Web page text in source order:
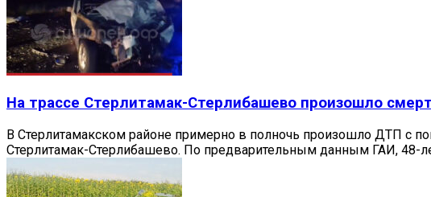
На трассе Стерлитамак-Стерлибашево произошло
В Стерлитамакском районе примерно в полночь произошло ДТП с
Стерлитамак-Стерлибашево. По предварительным данным ГАИ, 48-